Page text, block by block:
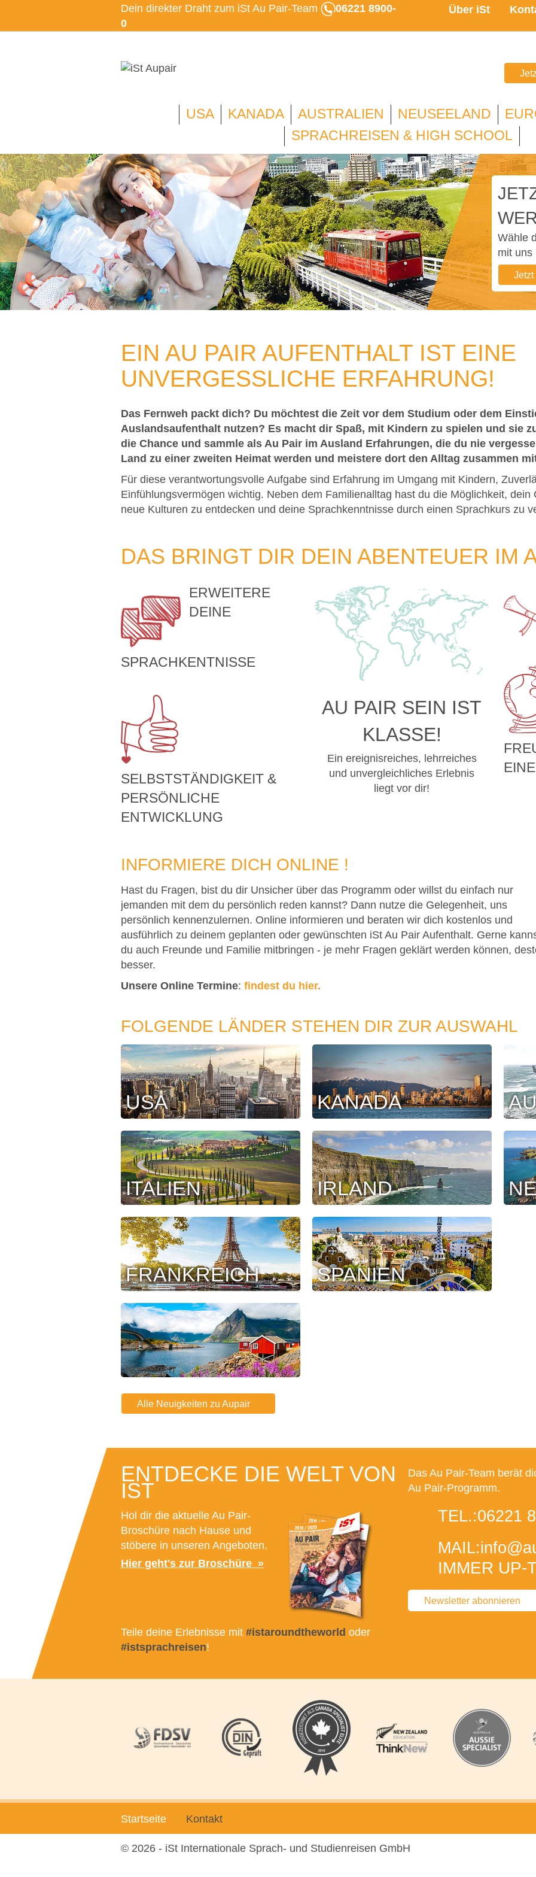
Dein direkter Draht zum iSt Au Pair-Team
06221 8900-
0
Über iSt
USA KANADA AUSTRALIEN NEUSEELAND
SPRACHREISEN & HIGH SCHOOL
Wähle
mit uns
Jetzt
EIN AU PAIR AUFENTHALT IST EINE
UNVERGESSLICHE ERFAHRUNG!
Das Fernweh packt dich? Du möchtest die Zeit vor dem Studium oder dem
Auslandsaufenthalt nutzen? Es macht dir Spaß, mit Kindern zu spielen und sie
die Chance und sammle als Au Pair im Ausland Erfahrungen, die du nie
Land zu einer zweiten Heimat werden und meistere dort den Alltag zusammen
Für diese verantwortungsvolle Aufgabe sind Erfahrung im Umgang mit Kindern,
Einfühlungsvermögen wichtig. Neben dem Familienalltag hast du die Möglichkeit, dein
neue Kulturen zu entdecken und deine Sprachkenntnisse durch einen Sprachkurs zu
DAS BRINGT DIR DEIN ABENTEUER IM
ERWEITERE
DEINE
SPRACHKENTNISSE
SELBSTSTÄNDIGKEIT &
PERSÖNLICHE
ENTWICKLUNG
AU PAIR SEIN IST
KLASSE!
Ein ereignisreiches, lehrreiches
und unvergleichliches Erlebnis
liegt vor dir!
INFORMIERE DICH ONLINE !
Hast du Fragen, bist du dir Unsicher über das Programm oder willst du einfach nur
jemanden mit dem du persönlich reden kannst? Dann nutze die Gelegenheit, uns
persönlich kennenzulernen. Online informieren und beraten wir dich kostenlos und
ausführlich zu deinem geplanten oder gewünschten iSt Au Pair Aufenthalt. Gerne
du auch Freunde und Familie mitbringen - je mehr Fragen geklärt werden können,
besser.
Unsere Online Termine: findest du hier.
FOLGENDE LÄNDER STEHEN DIR ZUR AUSWAHL
USA
ITALIEN
FRANKREICH
Norwegen
KANADA
IRLAND
SPANIEN
Alle Neuigkeiten zu Aupair
ENTDECKE DIE WELT VON
IST
Hol dir die aktuelle Au Pair-
Broschüre nach Hause und
stöbere in unseren Angeboten.
Hier geht's zur Broschüre
Teile deine Erlebnisse mit #istaroundtheworld oder
#istsprachreisen!
Das Au Pair-Team berät
Au Pair-Programm.
TEL.:06221
MAIL:info
IMMER UP-
Newsletter abonnieren
Startseite Kontakt
© 2026 - iSt Internationale Sprach- und Studienreisen GmbH